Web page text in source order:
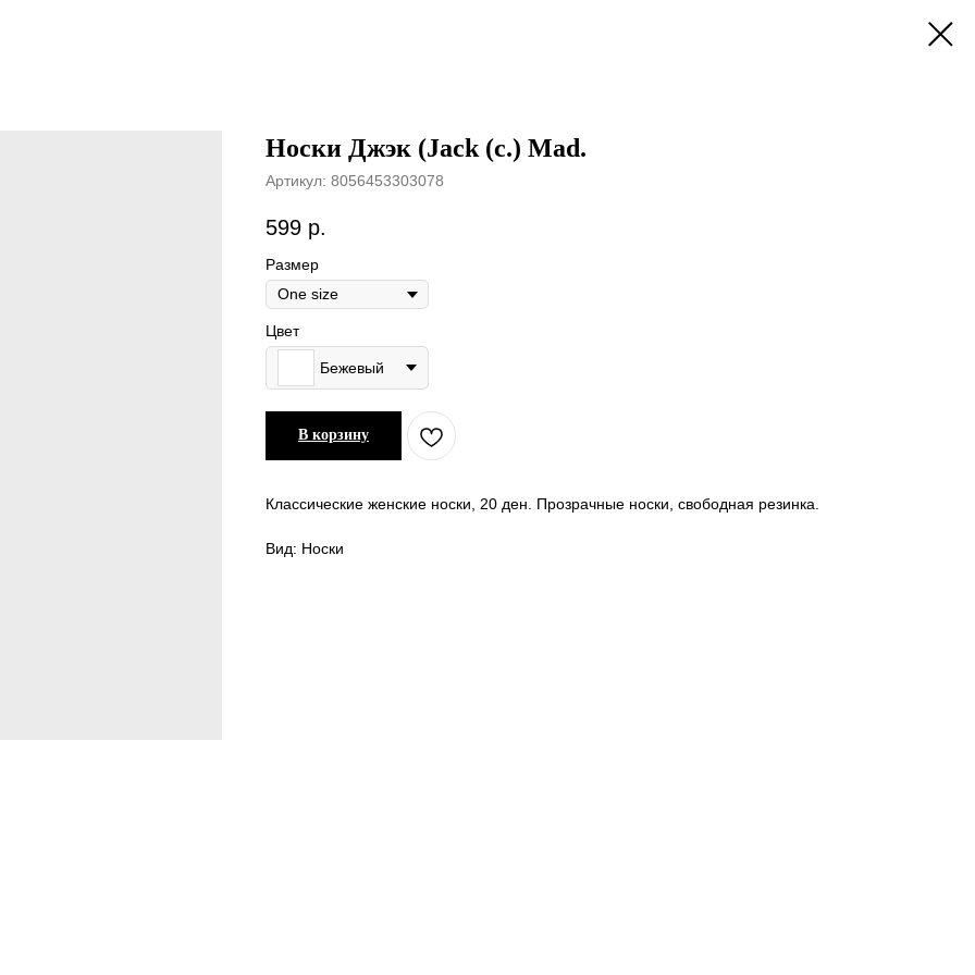
Носки Джэк (Jack (c.) Mad.
Артикул: 8056453303078
599 р.
Размер
Цвет
Бежевый
В корзину
Классические женские носки, 20 ден. Прозрачные носки, свободная резинка.
Вид: Носки